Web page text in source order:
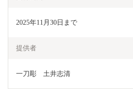
2025年11月30日まで
提供者